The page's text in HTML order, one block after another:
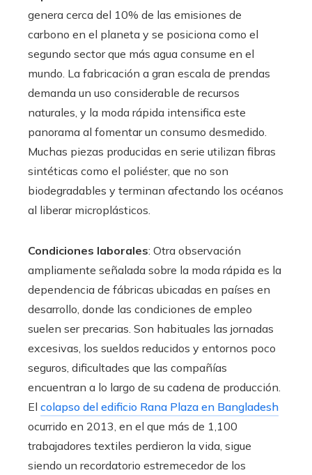
genera cerca del 10% de las emisiones de
carbono en el planeta y se posiciona como el
segundo sector que más agua consume en el
mundo. La fabricación a gran escala de prendas
demanda un uso considerable de recursos
naturales, y la moda rápida intensifica este
panorama al fomentar un consumo desmedido.
Muchas piezas producidas en serie utilizan fibras
sintéticas como el poliéster, que no son
biodegradables y terminan afectando los océanos
al liberar microplásticos.
Condiciones laborales: Otra observación
ampliamente señalada sobre la moda rápida es la
dependencia de fábricas ubicadas en países en
desarrollo, donde las condiciones de empleo
suelen ser precarias. Son habituales las jornadas
excesivas, los sueldos reducidos y entornos poco
seguros, dificultades que las compañías
encuentran a lo largo de su cadena de producción.
El colapso del edificio Rana Plaza en Bangladesh
ocurrido en 2013, en el que más de 1,100
trabajadores textiles perdieron la vida, sigue
siendo un recordatorio estremecedor de los